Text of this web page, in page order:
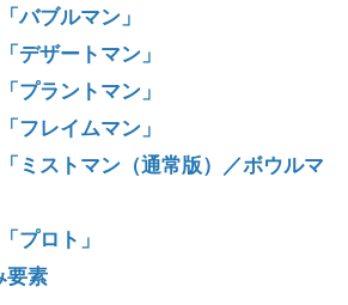
バブルマン」
デザートマン」
プラントマン」
フレイムマン」
ミストマン（通常版）／ボウルマ
プロト」
要素